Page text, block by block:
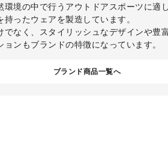
環境の中で行うアウトドアスポーツに適
持ったウェアを製造しています。
でなく、スタイリッシュなデザインや豊
ョンもブランドの特徴になっています。
ブランド商品一覧へ